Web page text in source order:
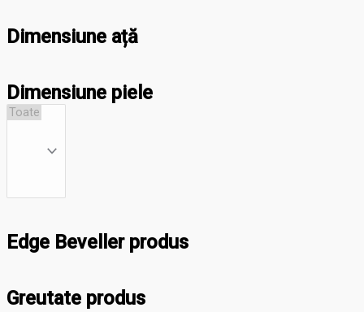
Dimensiune ață
Dimensiune piele
Edge Beveller produs
Greutate produs